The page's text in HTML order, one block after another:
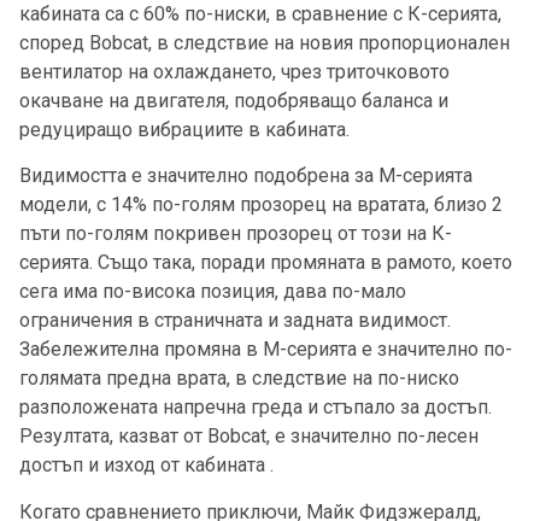
кабината са с 60% по-ниски, в сравнение с К-серията,
според Bobcat, в следствие на новия пропорционален
вентилатор на охлаждането, чрез триточковото
окачване на двигателя, подобряващо баланса и
редуциращо вибрациите в кабината.
Видимостта е значително подобрена за М-серията
модели, с 14% по-голям прозорец на вратата, близо 2
пъти по-голям покривен прозорец от този на К-
серията. Също така, поради промяната в рамото, което
сега има по-висока позиция, дава по-мало
ограничения в страничната и задната видимост.
Забележителна промяна в М-серията е значително по-
голямата предна врата, в следствие на по-ниско
разположената напречна греда и стъпало за достъп.
Резултата, казват от Bobcat, е значително по-лесен
достъп и изход от кабината .
Когато сравнението приключи, Майк Фидзжералд,